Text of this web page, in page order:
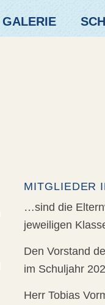
GALERIE
MITGLIEDER
…sind die
jeweiligen
Den Vorstand
im Schuljahr
Herr Tobias